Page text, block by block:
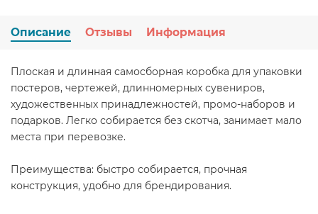
Описание Отзывы Информация
Плоская и длинная самосборная коробка для упаковки
постеров, чертежей, длинномерных сувениров,
художественных принадлежностей, промо-наборов и
подарков. Легко собирается без скотча, занимает мало
места при перевозке.
Преимущества: быстро собирается, прочная
конструкция, удобно для брендирования.